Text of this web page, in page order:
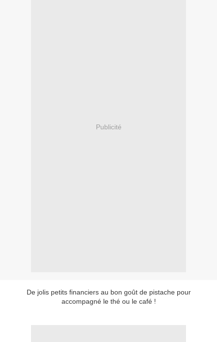
Publicité
De jolis petits financiers au bon goût de pistache pour
accompagné le thé ou le café !